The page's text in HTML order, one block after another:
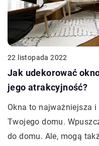
22 listopada 2022
Jak udekorować
jego atrakcyjność?
Okna to najważniejsza
Twojego domu.
do domu. Ale, mogą